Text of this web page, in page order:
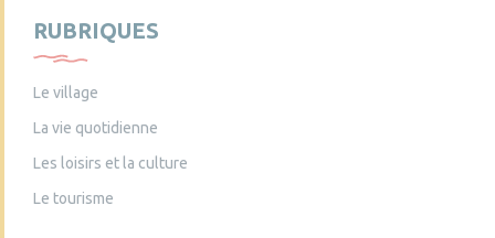
RUBRIQUES
Le village
La vie quotidienne
Les loisirs et la culture
Le tourisme